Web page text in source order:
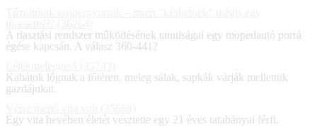
A riasztási rendszer működésének tanulságai egy mopedautó porrá
égése kapcsán. A válasz 360-441?
Kabátok lógnak a főtéren, meleg sálak, sapkák várják mellettük
gazdájukat.
Egy vita hevében életét vesztette egy 21 éves tatabányai férfi.